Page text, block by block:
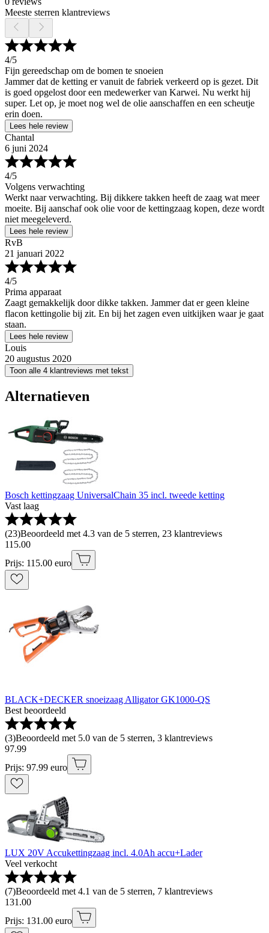
Meeste sterren klantreviews
4/5
Fijn gereedschap om de bomen te snoeien
Jammer dat de ketting er vanuit de fabriek verkeerd op is gezet. Dit
is goed opgelost door een medewerker van Karwei. Nu werkt hij
super. Let op, je moet nog wel de olie aanschaffen en een scheutje
erin doen.
Lees hele review
Chantal
6 juni 2024
4/5
Volgens verwachting
Werkt naar verwachting. Bij dikkere takken heeft de zaag wat meer
moeite. Bij aanschaf ook olie voor de kettingzaag kopen, deze wordt
niet meegeleverd.
Lees hele review
RvB
21 januari 2022
4/5
Prima apparaat
Zaagt gemakkelijk door dikke takken. Jammer dat er geen kleine
flacon kettingolie bij zit. En bij het zagen even uitkijken waar je gaat
staan.
Lees hele review
Louis
20 augustus 2020
Toon alle 4 klantreviews met tekst
Alternatieven
Bosch kettingzaag UniversalChain 35 incl. tweede ketting
Vast laag
(23)Beoordeeld met 4.3 van de 5 sterren, 23 klantreviews
115.00
Prijs: 115.00 euro
BLACK+DECKER snoeizaag Alligator GK1000-QS
Best beoordeeld
(3)Beoordeeld met 5.0 van de 5 sterren, 3 klantreviews
97.99
Prijs: 97.99 euro
LUX 20V Accukettingzaag incl. 4.0Ah accu+Lader
Veel verkocht
(7)Beoordeeld met 4.1 van de 5 sterren, 7 klantreviews
131 .00
Prijs: 131.00 euro